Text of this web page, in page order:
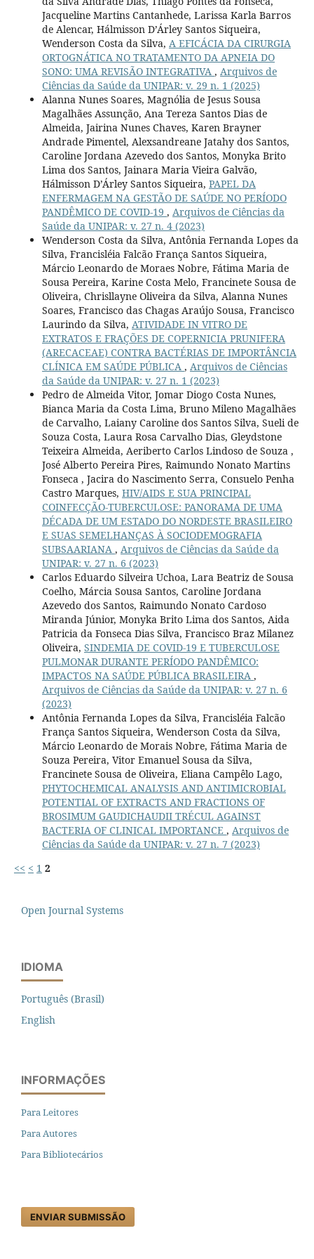
Jacqueline Martins Cantanhede, Larissa Karla Barros
de Alencar, Hálmisson D’Árley Santos Siqueira,
Wenderson Costa da Silva, A EFICÁCIA DA CIRURGIA
ORTOGNÁTICA NO TRATAMENTO DA APNEIA DO
SONO: UMA REVISÃO INTEGRATIVA , Arquivos de
Ciências da Saúde da UNIPAR: v. 29 n. 1 (2025)
Alanna Nunes Soares, Magnólia de Jesus Sousa
Magalhães Assunção, Ana Tereza Santos Dias de
Almeida, Jairina Nunes Chaves, Karen Brayner
Andrade Pimentel, Alexsandreane Jatahy dos Santos,
Caroline Jordana Azevedo dos Santos, Monyka Brito
Lima dos Santos, Jainara Maria Vieira Galvão,
Hálmisson D’Árley Santos Siqueira, PAPEL DA
ENFERMAGEM NA GESTÃO DE SAÚDE NO PERÍODO
PANDÊMICO DE COVID-19 , Arquivos de Ciências da
Saúde da UNIPAR: v. 27 n. 4 (2023)
Wenderson Costa da Silva, Antônia Fernanda Lopes da
Silva, Francisléia Falcão França Santos Siqueira,
Márcio Leonardo de Moraes Nobre, Fátima Maria de
Sousa Pereira, Karine Costa Melo, Francinete Sousa de
Oliveira, Chrisllayne Oliveira da Silva, Alanna Nunes
Soares, Francisco das Chagas Araújo Sousa, Francisco
Laurindo da Silva, ATIVIDADE IN VITRO DE
EXTRATOS E FRAÇÕES DE COPERNICIA PRUNIFERA
(ARECACEAE) CONTRA BACTÉRIAS DE IMPORTÂNCIA
CLÍNICA EM SAÚDE PÚBLICA , Arquivos de Ciências
da Saúde da UNIPAR: v. 27 n. 1 (2023)
Pedro de Almeida Vitor, Jomar Diogo Costa Nunes,
Bianca Maria da Costa Lima, Bruno Mileno Magalhães
de Carvalho, Laiany Caroline dos Santos Silva, Sueli de
Souza Costa, Laura Rosa Carvalho Dias, Gleydstone
Teixeira Almeida, Aeriberto Carlos Lindoso de Souza ,
José Alberto Pereira Pires, Raimundo Nonato Martins
Fonseca , Jacira do Nascimento Serra, Consuelo Penha
Castro Marques, HIV/AIDS E SUA PRINCIPAL
COINFECÇÃO-TUBERCULOSE: PANORAMA DE UMA
DÉCADA DE UM ESTADO DO NORDESTE BRASILEIRO
E SUAS SEMELHANÇAS À SOCIODEMOGRAFIA
SUBSAARIANA , Arquivos de Ciências da Saúde da
UNIPAR: v. 27 n. 6 (2023)
Carlos Eduardo Silveira Uchoa, Lara Beatriz de Sousa
Coelho, Márcia Sousa Santos, Caroline Jordana
Azevedo dos Santos, Raimundo Nonato Cardoso
Miranda Júnior, Monyka Brito Lima dos Santos, Aida
Patricia da Fonseca Dias Silva, Francisco Braz Milanez
Oliveira, SINDEMIA DE COVID-19 E TUBERCULOSE
PULMONAR DURANTE PERÍODO PANDÊMICO:
IMPACTOS NA SAÚDE PÚBLICA BRASILEIRA ,
Arquivos de Ciências da Saúde da UNIPAR: v. 27 n. 6
(2023)
Antônia Fernanda Lopes da Silva, Francisléia Falcão
França Santos Siqueira, Wenderson Costa da Silva,
Márcio Leonardo de Morais Nobre, Fátima Maria de
Souza Pereira, Vitor Emanuel Sousa da Silva,
Francinete Sousa de Oliveira, Eliana Campêlo Lago,
PHYTOCHEMICAL ANALYSIS AND ANTIMICROBIAL
POTENTIAL OF EXTRACTS AND FRACTIONS OF
BROSIMUM GAUDICHAUDII TRÉCUL AGAINST
BACTERIA OF CLINICAL IMPORTANCE , Arquivos de
Ciências da Saúde da UNIPAR: v. 27 n. 7 (2023)
<< < 1 2
Open Journal Systems
IDIOMA
Português (Brasil)
English
INFORMAÇÕES
Para Leitores
Para Autores
Para Bibliotecários
ENVIAR SUBMISSÃO